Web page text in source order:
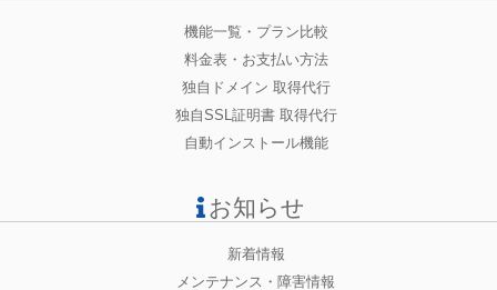
機能一覧・プラン比較
料金表・お支払い方法
独自ドメイン 取得代行
独自SSL証明書 取得代行
自動インストール機能
お知らせ
新着情報
メンテナンス・障害情報